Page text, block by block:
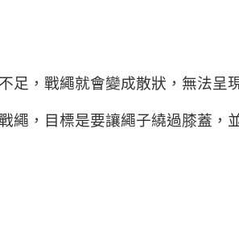
，戰繩就會變成散狀，無法呈
繩，目標是要讓繩子繞過膝蓋，